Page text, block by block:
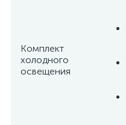
Комплект
холодного
освещения